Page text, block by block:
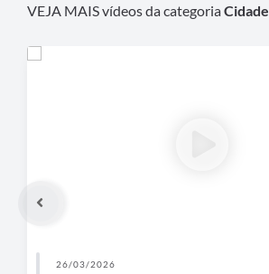
VEJA MAIS vídeos da categoriaCidade
26/03/2026